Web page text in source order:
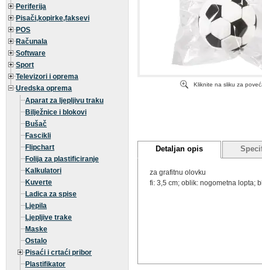
Periferija
Pisači,kopirke,faksevi
POS
Računala
Software
Sport
Televizori i oprema
Uredska oprema
Aparat za ljepljivu traku
Bilježnice i blokovi
Bušač
Fascikli
Flipchart
Folija za plastificiranje
Kalkulatori
Kuverte
Ladica za spise
Ljepila
Ljepljive trake
Maske
Ostalo
Pisaći i crtaći pribor
Plastifikator
Kliknite na sliku za
Detaljan opis
za grafitnu olovku
fi: 3,5 cm; oblik: nogometna lopta;